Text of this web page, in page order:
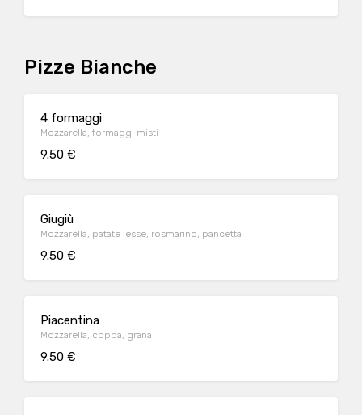
Pizze Bianche
4 formaggi
Mozzarella, formaggi misti
9.50 €
Giugiù
Mozzarella, patate lesse, rosmarino, pancetta
9.50 €
Piacentina
Mozzarella, coppa, grana
9.50 €